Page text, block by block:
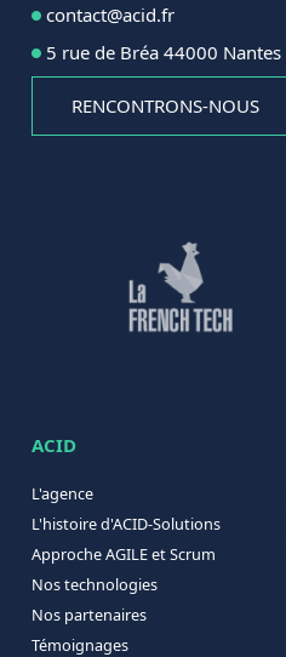
contact@acid.fr
5 rue de Bréa 44000 Nantes
RENCONTRONS-NOUS
ACID
L'agence
L'histoire d'ACID-Solutions
Approche AGILE et Scrum
Nos technologies
Nos partenaires
Témoignages